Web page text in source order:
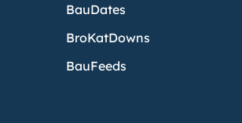
BauDates
BroKatDowns
BauFeeds